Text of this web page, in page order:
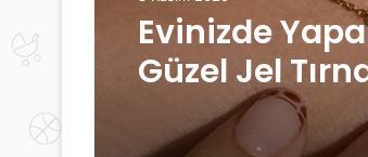
Güzellik Sırları
8 Kasım 2025
Güzellik
Cilt İçin